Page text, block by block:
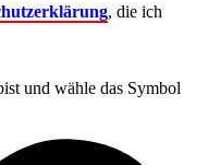
, die ich
und wähle das Symbol